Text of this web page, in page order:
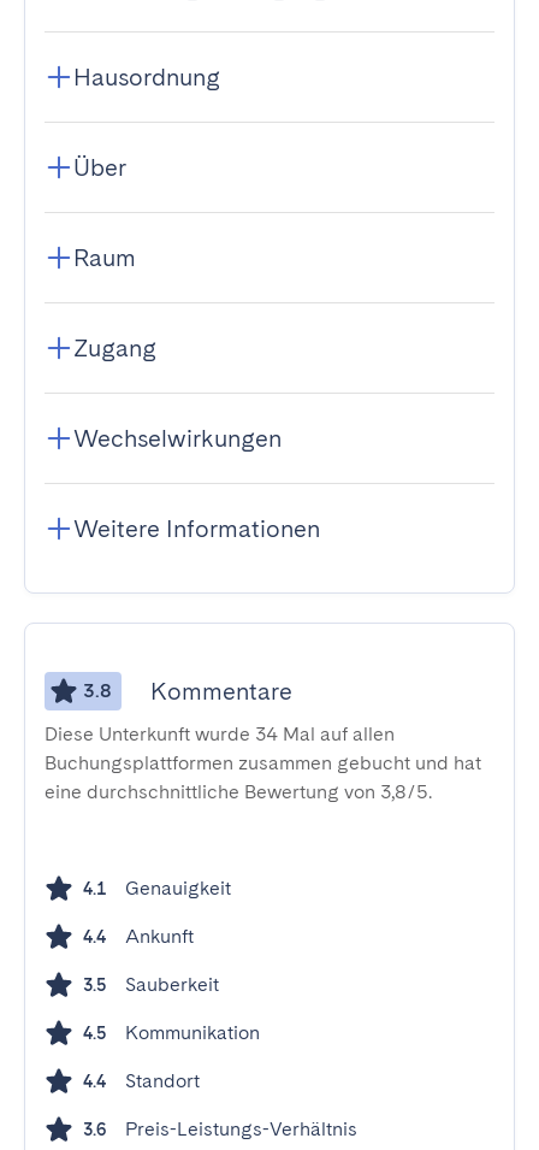
Hausordnung
Über
Raum
Zugang
Wechselwirkungen
Weitere Informationen
3.8 Kommentare
Diese Unterkunft wurde 34 Mal auf allen
Buchungsplattformen zusammen gebucht und hat
eine durchschnittliche Bewertung von 3,8/5.
4.1 Genauigkeit
4.4 Ankunft
3.5 Sauberkeit
4.5 Kommunikation
4.4 Standort
3.6 Preis-Leistungs-Verhältnis